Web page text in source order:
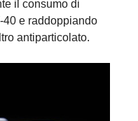
il consumo di
40 e raddoppiando
antiparticolato.